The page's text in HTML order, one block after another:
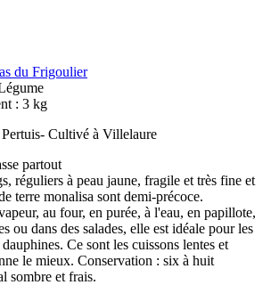
du Frigoulier
: 3 kg
partout
réguliers à peau jaune, fragile et très fine et
terre monalisa sont demi-précoce.
au four, en purée, à l'eau, en papillote,
ou dans des salades, elle est idéale pour les
Ce sont les cuissons lentes et
le mieux. Conservation : six à huit
sombre et frais.